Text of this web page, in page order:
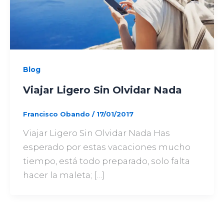
Blog
Viajar Ligero Sin Olvidar Nada
Francisco Obando / 17/01/2017
Viajar Ligero Sin Olvidar Nada Has
esperado por estas vacaciones mucho
tiempo, está todo preparado, solo falta
hacer la maleta; […]